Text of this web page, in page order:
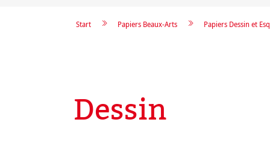
Papiers Dessin et
Papiers Beaux-Arts
Start
Dessin